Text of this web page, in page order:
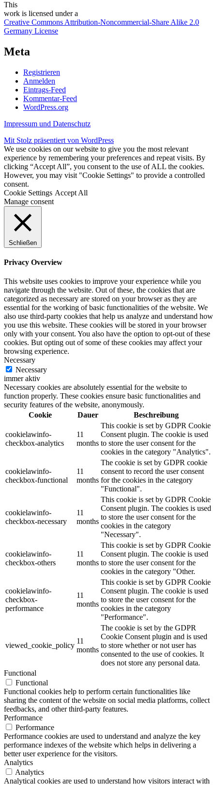
This
work is licensed under a
Creative Commons Attribution-Noncommercial-Share Alike 2.0
Germany License
Meta
Registrieren
Anmelden
Eintrags-Feed
Kommentar-Feed
WordPress.org
Impressum und Datenschutz
Mit Stolz präsentiert von WordPress
We use cookies on our website to give you the most relevant
experience by remembering your preferences and repeat visits. By
clicking “Accept All”, you consent to the use of ALL the cookies.
However, you may visit "Cookie Settings" to provide a controlled
consent.
Cookie Settings Accept All
Manage consent
Schließen
Privacy Overview
This website uses cookies to improve your experience while you
navigate through the website. Out of these, the cookies that are
categorized as necessary are stored on your browser as they are
essential for the working of basic functionalities of the website. We
also use third-party cookies that help us analyze and understand how
you use this website. These cookies will be stored in your browser
only with your consent. You also have the option to opt-out of these
cookies. But opting out of some of these cookies may affect your
browsing experience.
Necessary
Necessary
immer aktiv
Necessary cookies are absolutely essential for the website to
function properly. These cookies ensure basic functionalities and
security features of the website, anonymously.
Cookie
Dauer Beschreibung
cookielawinfo-
checkbox-analytics
11
months
This cookie is set by GDPR Cookie
Consent plugin. The cookie is used
to store the user consent for the
cookies in the category "Analytics".
cookielawinfo-
checkbox-functional
11
months
The cookie is set by GDPR cookie
consent to record the user consent
for the cookies in the category
"Functional".
cookielawinfo-
checkbox-necessary
11
months
This cookie is set by GDPR Cookie
Consent plugin. The cookies is used
to store the user consent for the
cookies in the category
"Necessary".
cookielawinfo-
checkbox-others
11
months
This cookie is set by GDPR Cookie
Consent plugin. The cookie is used
to store the user consent for the
cookies in the category "Other.
cookielawinfo-
checkbox-
performance
11
months
This cookie is set by GDPR Cookie
Consent plugin. The cookie is used
to store the user consent for the
cookies in the category
"Performance".
viewed_cookie_policy
11
months
The cookie is set by the GDPR
Cookie Consent plugin and is used
to store whether or not user has
consented to the use of cookies. It
does not store any personal data.
Functional
Functional
Functional cookies help to perform certain functionalities like
sharing the content of the website on social media platforms, collect
feedbacks, and other third-party features.
Performance
Performance
Performance cookies are used to understand and analyze the key
performance indexes of the website which helps in delivering a
better user experience for the visitors.
Analytics
Analytics
Analytical cookies are used to understand how visitors interact with